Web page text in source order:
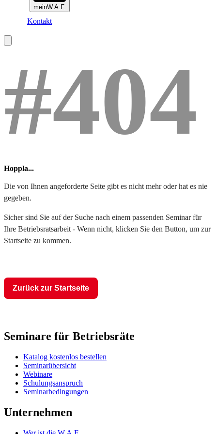
meinW.A.F.
Kontakt
#404
Hoppla...
Die von Ihnen angeforderte Seite gibt es nicht mehr oder hat es nie
gegeben.
Sicher sind Sie auf der Suche nach einem passenden Seminar für
Ihre Betriebsratsarbeit - Wenn nicht, klicken Sie den Button, um zur
Startseite zu kommen.
Zurück zur Startseite
Seminare für Betriebsräte
Katalog kostenlos bestellen
Seminarübersicht
Webinare
Schulungsanspruch
Seminarbedingungen
Unternehmen